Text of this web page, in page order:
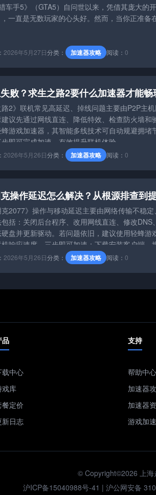
车手5》（GTA5）自问世以来，凭借其庞大的
一直是无数玩家的心头好。然而，当你正准
2026年5月27日分类： 加速器攻略 阅读： 0
败？求生之路2要什么加速器才能
路2》联机常见高延迟、掉线问题主要由P2P主
议先通过网线直连、降低特效、检查防火墙
游戏加速器，其智能多线技术可自动规避拥
即可完成加速，有效提升联机体验。
2026年5月26日分类： 加速器攻略 阅读： 0
操作延迟怎么解决？从根源排查到
克2077》操作与移动延迟主要由网络传输不稳
括：关闭后台程序、改用网线直连、修改
盘并更新驱动。若问题依旧，建议使用轻蜂
响应速度。三步即可加速：下载安装客户端、
2026年5月26日分类： 加速器攻略 阅读： 0
品
载中心
戏库
餐定价
新日志
支持
帮助中心
加速器
加速器
游戏加速
© Copyright©2026 上海
沪ICP备15040988号-41 | 沪公网安备